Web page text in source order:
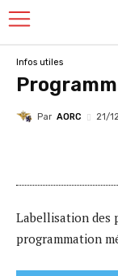
Infos utiles
Par AORC 21/
Labellisation des
programmation